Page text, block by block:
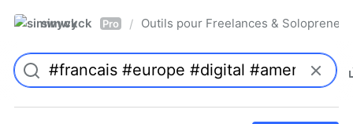
simwyck Pro / Outils pour Freelances &